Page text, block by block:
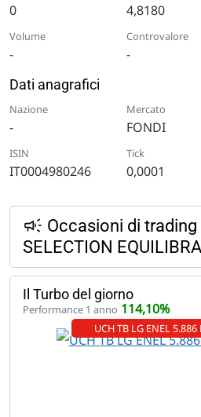
0 4,8180
Volume
-
Controvalore
-
Dati anagrafici
Nazione
-
Mercato
FONDI
ISIN
IT0004980246
Tick
0,0001
Occasioni di
SELECTION
Il Turbo del giorno
Performance 1 anno 114,10%
UCH TB LG ENEL